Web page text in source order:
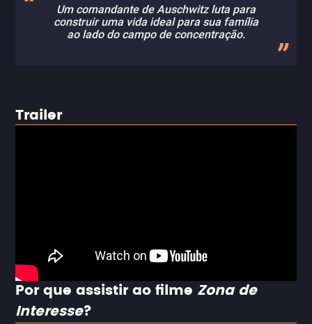
Um comandante de Auschwitz luta para
construir uma vida ideal para sua família
ao lado do campo de concentração.
Trailer
Por que assistir ao filme Zona de
Interesse?